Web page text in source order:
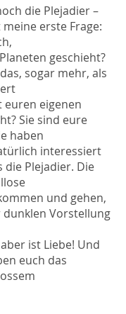
die Plejadier –
erste Frage:
geschieht?
sogar mehr, als
euren eigenen
Sie sind eure
haben
interessiert
Plejadier. Die
und gehen,
Vorstellung
ist Liebe! Und
euch das